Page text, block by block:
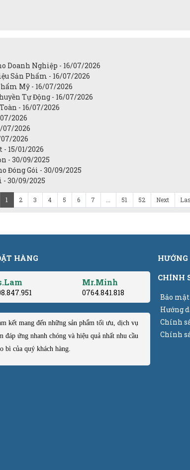
Doanh Nghiệp - 16/07/2026
Sản Phẩm - 16/07/2026
Mỹ - 16/07/2026
Tự Động - 16/07/2026
- 16/07/2026
2026
07/2026
2026
15/01/2026
- 30/09/2025
Đóng Gói - 30/09/2025
- 30/09/2025
1 2 3 4 5 6 7 51 52 Next
HÀNG
Mr.Minh
0764.841.818
kết mang đến những sản phẩm tối ưu, dịch vụ
đáp ứng nhanh chóng và hiệu quả nhất nhu cầu
bì của quý khách hàng.
CHÍNH
Bảo
Hướng
Chính
Chính